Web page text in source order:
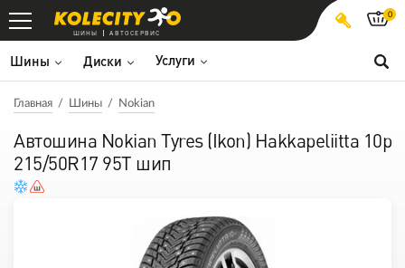
ШИНЫ АВТОСЕРВИС
Шины Диски Услуги
0
Главная Шины Nokian
Автошина Nokian Tyres (Ikon) Hakkapeliitta 10p
215/50R17 95T шип